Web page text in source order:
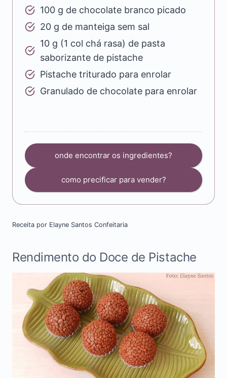
100 g de chocolate branco picado
20 g de manteiga sem sal
10 g (1 col chá rasa) de pasta
saborizante de pistache
Pistache triturado para enrolar
Granulado de chocolate para enrolar
onde encontrar os ingredientes?
como precificar para vender?
Receita por Elayne Santos Confeitaria
Rendimento do Doce de Pistache